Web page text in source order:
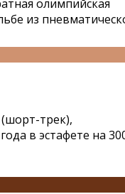
олимпийская
из
трек),
в эстафете на